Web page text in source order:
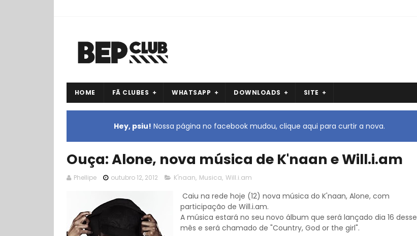
HOME FÃ CLUBES WHATSAPP DOWNLOADS SITE
Hey, psiu! Nossa página no facebook mudou, clique aqui para curtir a nova.
Ouça: Alone, nova música de K'naan e Will.i.am
Phellipe outubro 12, 2012 K'naan, Musica, Will.i.am
Caiu na rede hoje (12) nova música do K'naan, Alone, com
participação de Will.i.am.
A música estará no seu novo álbum que será lançado dia 16 desse
mês e será chamado de "Country, God or the girl".